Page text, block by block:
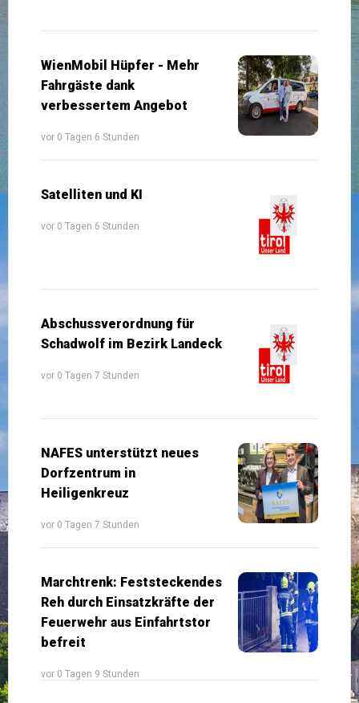
WienMobil Hüpfer - Mehr
Fahrgäste dank
verbessertem Angebot
vor 0 Tagen 6 Stunden
Satelliten und KI
vor 0 Tagen 6 Stunden
Abschussverordnung für
Schadwolf im Bezirk Landeck
vor 0 Tagen 7 Stunden
NAFES unterstützt neues
Dorfzentrum in
Heiligenkreuz
vor 0 Tagen 7 Stunden
Marchtrenk: Feststeckendes
Reh durch Einsatzkräfte der
Feuerwehr aus Einfahrtstor
befreit
vor 0 Tagen 9 Stunden